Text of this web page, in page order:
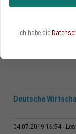
Die globale
historischen
Unternehmen
Deutsche
04.07.2019 16:54
Ich habe die